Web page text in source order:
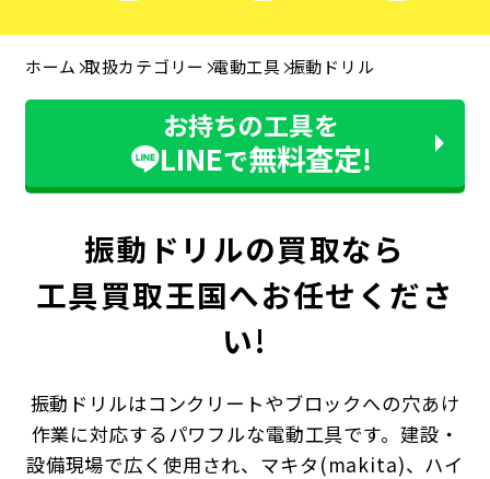
ホーム 取扱カテゴリー 電動工具 振動ドリル
お持ちの工具を
LINEで無料査定!
振動ドリルの買取なら
工具買取王国へお任せくださ
い!
振動ドリルはコンクリートやブロックへの穴あけ
作業に対応するパワフルな電動工具です。建設・
設備現場で広く使用され、マキタ(makita)、ハイ